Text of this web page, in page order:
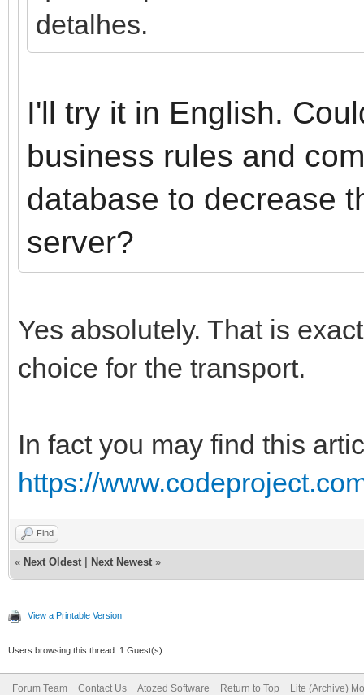
detalhes.
I'll try it in English.
business rules and
database to decrease
server?
Yes absolutely. That is
choice for the transport.
In fact you may find this
https://
Find
« Next Oldest Next Newest »
View a Printable Version
Users browsing this thread: 1 Guest(s)
Forum Team Contact Us Atozed Software Return to Top Lite (Archive)